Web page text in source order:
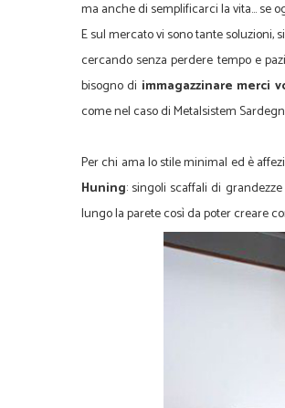
ma anche di semplificarci la vita... se
E sul mercato vi sono tante soluzioni,
cercando senza perdere tempo e
bisogno di immagazzinare merci
come nel caso di Metalsistem
Per chi ama lo stile minimal ed è
Huning: singoli scaffali di
lungo la parete così da poter creare